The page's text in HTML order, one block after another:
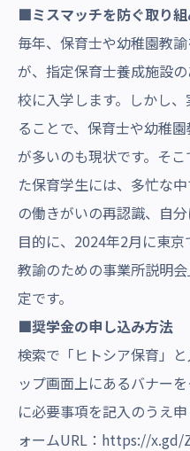
■ミスマッチを防ぐ取り
毎年、保育士や幼稚園教
が、指定保育士養成施設
校に入学します。しかし
ることで、保育士や幼稚
が多いのも現状です。そ
た保育学生には、多忙な
の働きがいの再認識、自
目的に、2024年2月に東
教諭のための事業所説明
定です。
■奨学金の申し込み方法
検索で「ヒトシア保育」
ップ画面上にあるバナー
に必要事項を記入のうえ
ォームURL： https://x.gd/